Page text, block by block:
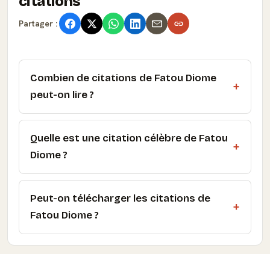
Partager :
Combien de citations de Fatou Diome
peut-on lire ?
Quelle est une citation célèbre de Fatou
Diome ?
Peut-on télécharger les citations de
Fatou Diome ?